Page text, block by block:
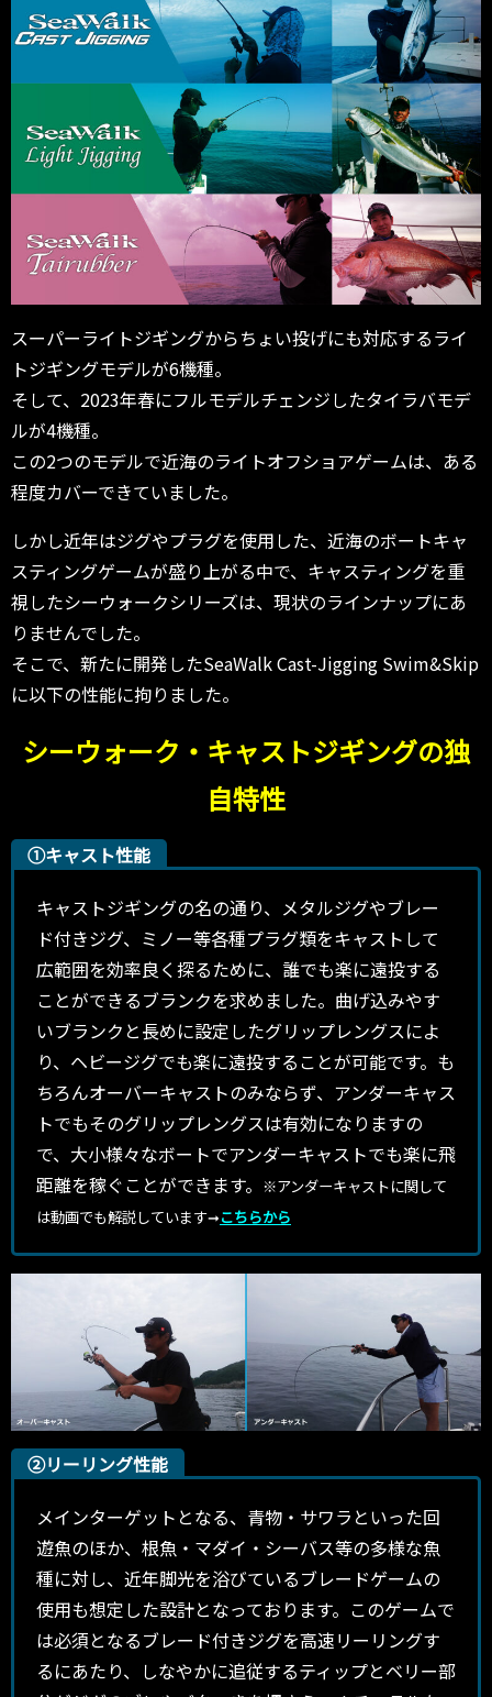
スーパーライトジギングからちょい投げにも対応するライ
トジギングモデルが6機種。
そして、2023年春にフルモデルチェンジしたタイラバモデ
ルが4機種。
この2つのモデルで近海のライトオフショアゲームは、ある
程度カバーできていました。
しかし近年はジグやプラグを使用した、近海のボートキャ
スティングゲームが盛り上がる中で、キャスティングを重
視したシーウォークシリーズは、現状のラインナップにあ
りませんでした。
そこで、新たに開発したSeaWalk Cast-Jigging Swim&Skip
に以下の性能に拘りました。
シーウォーク・キャストジギングの独
自特性
①キャスト性能
キャストジギングの名の通り、メタルジグやブレー
ド付きジグ、ミノー等各種プラグ類をキャストして
広範囲を効率良く探るために、誰でも楽に遠投する
ことができるブランクを求めました。曲げ込みやす
いブランクと長めに設定したグリップレングスによ
り、ヘビージグでも楽に遠投することが可能です。も
ちろんオーバーキャストのみならず、アンダーキャス
トでもそのグリップレングスは有効になりますの
で、大小様々なボートでアンダーキャストでも楽に飛
距離を稼ぐことができます。
※アンダーキャストに関して
は動画でも解説しています➞こちらから
②リーリング性能
メインターゲットとなる、青物・サワラといった回
遊魚のほか、根魚・マダイ・シーバス等の多様な魚
種に対し、近年脚光を浴びているブレードゲームの
使用も想定した設計となっております。このゲームで
は必須となるブレード付きジグを高速リーリングす
るにあたり、しなやかに追従するティップとベリー部